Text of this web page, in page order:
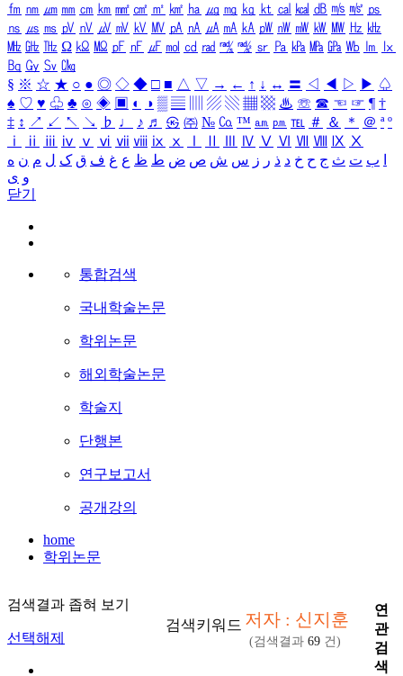
㎙ ㎚ ㎛ ㎜ ㎝ ㎞ ㎟ ㎠ ㎡ ㎢ ㏊ ㎍ ㎎ ㎏ ㏏ ㎈ ㎉ ㏈ ㎧ ㎨ ㎰
㎱ ㎲ ㎳ ㎴ ㎵ ㎶ ㎷ ㎸ ㎹ ㎀ ㎁ ㎂ ㎃ ㎄ ㎺ ㎻ ㎽ ㎾ ㎿ ㎐ ㎑
㎒ ㎓ ㎔ Ω ㏀ ㏁ ㎊ ㎋ ㎌ ㏖ ㏅ ㎭ ㎮ ㎯ ㏛ ㎩ ㎪ ㎫ ㎬ ㏝ ㏐
㏓
㏃ ㏉ ㏜ ㏆
§ ※ ☆ ★ ○ ● ◎ ◇ ◆ □ ■ △ ▽ → ← ↑ ↓ ↔ 〓 ◁ ◀ ▷ ▶ ♤
♠ ♡ ♥ ♧ ♣ ⊙ ◈ ▣ ◐ ◑ ▒ ▤ ▨ ▧ ▦ ▩ ♨ ☏ ☎ ☜ ☞ ¶ †
‡ ↕ ↗ ↙ ↖ ↘ ♭ ♩ ♪ ♬ ㉿ ㈜ № ㏇ ™ ㏂ ㏘ ℡ ＃ ＆ ＊ ＠ ª º
ⅰ
ⅱ ⅲ ⅳ ⅴ ⅵ ⅶ ⅷ ⅸ ⅹ Ⅳ Ⅴ Ⅵ Ⅶ Ⅷ Ⅸ Ⅹ
ب ت ث ج ح خ د ذ ر ز س ش ص ض ط ظ ع غ ف ق ک ل م ن ه
و ی
닫기
통합검색
국내학술논문
학위논문
해외학술논문
학술지
단행본
연구보고서
공개강의
home
학위논문
검색결과 좁혀 보기
선택해제
검색키워드 저자 : 신지훈
(검색결과 69 건)
연
관
검
색